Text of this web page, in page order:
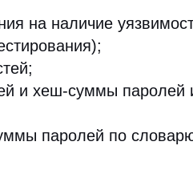
на наличие
и хеш-суммы паролей
паролей по